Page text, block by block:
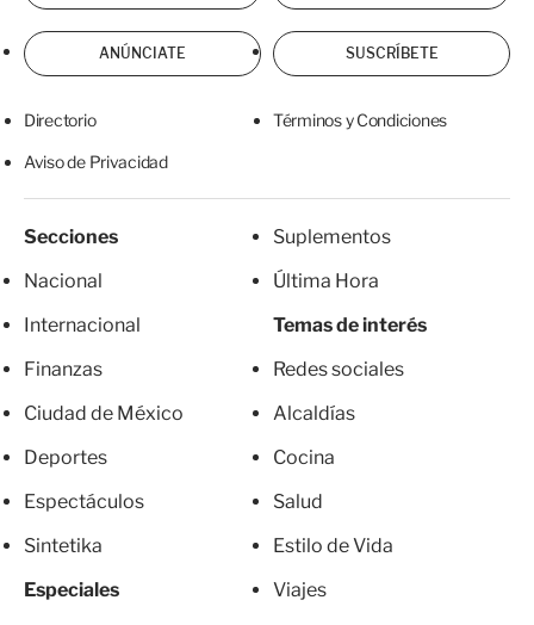
ANÚNCIATE SUSCRÍBETE
Directorio Términos y Condiciones
Aviso de Privacidad
Secciones
Nacional
Internacional
Finanzas
Ciudad de México
Deportes
Espectáculos
Sintetika
Especiales
Suplementos
Última Hora
Temas de interés
Redes sociales
Alcaldías
Cocina
Salud
Estilo de Vida
Viajes